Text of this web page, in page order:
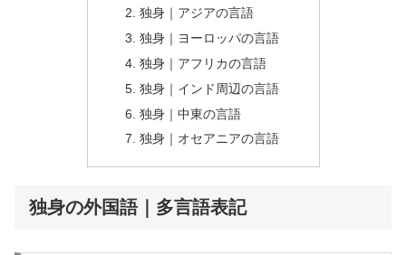
独身｜アジアの言語
独身｜ヨーロッパの言語
独身｜アフリカの言語
独身｜インド周辺の言語
独身｜中東の言語
独身｜オセアニアの言語
独身の外国語｜多言語表記